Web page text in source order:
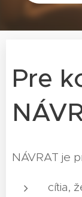
Pre
NÁVRAT je
cítia,